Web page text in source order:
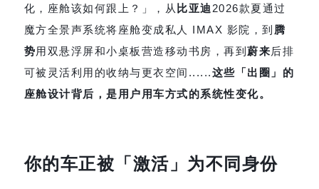
化，座舱该如何跟上？」，从 比亚迪 2026款夏通过
魔方全景声系统将座舱变成私人 IMAX 影院，到 腾
势用双悬浮屏和小桌板营造移动书房，再到蔚来后排
可被灵活利用的收纳与更衣空间......这些「出圈」的
座舱设计背后，是用户用车方式的系统性变化。
你的车正被「激活」为不同身份